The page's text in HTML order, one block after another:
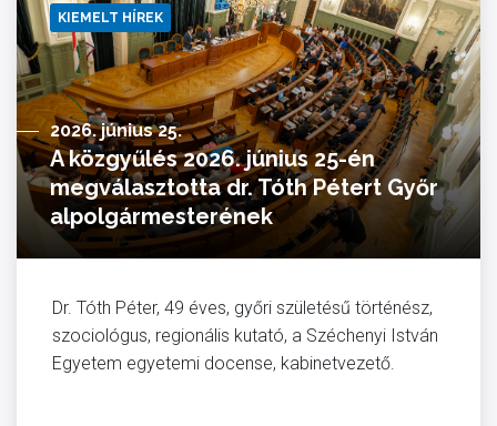
KIEMELT HÍREK
2026. június 25.
A közgyűlés 2026. június 25-én
megválasztotta dr. Tóth Pétert Győr
alpolgármesterének
Dr. Tóth Péter, 49 éves, győri születésű történész,
szociológus, regionális kutató, a Széchenyi István
Egyetem egyetemi docense, kabinetvezető.